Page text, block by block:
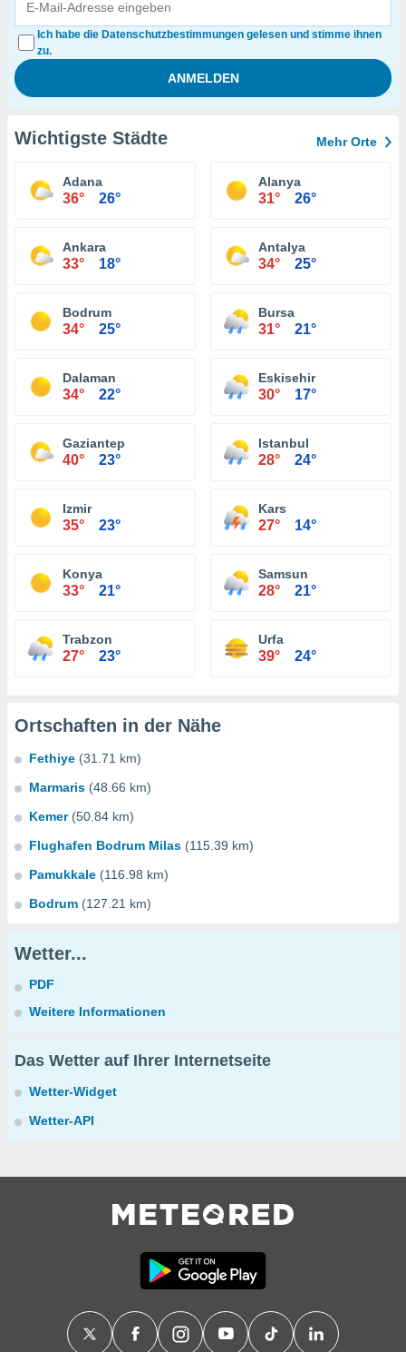
Ich habe die Datenschutzbestimmungen gelesen und stimme ihnen
zu.
Wichtigste Städte Mehr Orte
Adana
36° 26°
Alanya
31° 26°
Ankara
33° 18°
Antalya
34° 25°
Bodrum
34° 25°
Bursa
31° 21°
Dalaman
34° 22°
Eskisehir
30° 17°
Gaziantep
40° 23°
Istanbul
28° 24°
Izmir
35° 23°
Kars
27° 14°
Konya
33° 21°
Samsun
28° 21°
Trabzon
27° 23°
Urfa
39° 24°
Ortschaften in der Nähe
Fethiye (31.71 km)
Marmaris (48.66 km)
Kemer (50.84 km)
Flughafen Bodrum Milas (115.39 km)
Pamukkale (116.98 km)
Bodrum (127.21 km)
Wetter...
PDF
Weitere Informationen
Das Wetter auf Ihrer Internetseite
Wetter-Widget
Wetter-API